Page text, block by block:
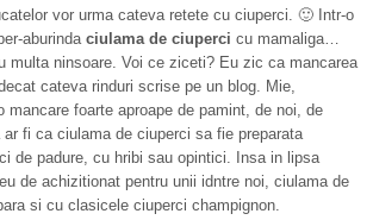
vor urma cateva retete cu ciuperci. 🙂 Intr-o
aburinda ciulama de ciuperci cu mamaliga…
multa ninsoare. Voi ce ziceti? Eu zic ca mancarea
cateva rinduri scrise pe un blog. Mie,
mancare foarte aproape de pamint, de noi, de
ar fi ca ciulama de ciuperci sa fie preparata
de padure, cu hribi sau opintici. Insa in lipsa
de achizitionat pentru unii idntre noi, ciulama de
si cu clasicele ciuperci champignon.